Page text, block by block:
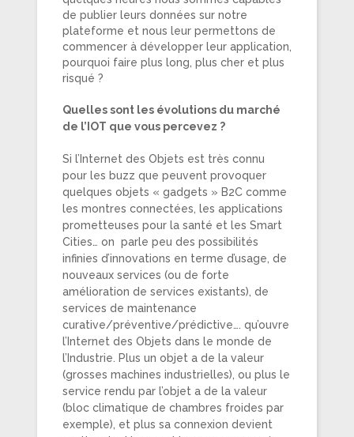
de publier leurs données sur notre
plateforme et nous leur permettons de
commencer à développer leur application,
pourquoi faire plus long, plus cher et plus
risqué ?
Quelles sont les évolutions du marché
de l’IOT que vous percevez ?
Si l’Internet des Objets est très connu
pour les buzz que peuvent provoquer
quelques objets « gadgets » B2C comme
les montres connectées, les applications
prometteuses pour la santé et les Smart
Cities… on parle peu des possibilités
infinies d’innovations en terme d’usage, de
nouveaux services (ou de forte
amélioration de services existants), de
services de maintenance
curative/préventive/prédictive…. qu’ouvre
l’Internet des Objets dans le monde de
l’Industrie. Plus un objet a de la valeur
(grosses machines industrielles), ou plus le
service rendu par l’objet a de la valeur
(bloc climatique de chambres froides par
exemple), et plus sa connexion devient